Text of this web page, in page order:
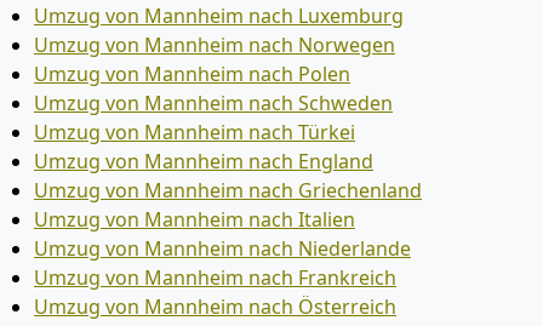
Umzug von Mannheim nach Luxemburg
Umzug von Mannheim nach Norwegen
Umzug von Mannheim nach Polen
Umzug von Mannheim nach Schweden
Umzug von Mannheim nach Türkei
Umzug von Mannheim nach England
Umzug von Mannheim nach Griechenland
Umzug von Mannheim nach Italien
Umzug von Mannheim nach Niederlande
Umzug von Mannheim nach Frankreich
Umzug von Mannheim nach Österreich